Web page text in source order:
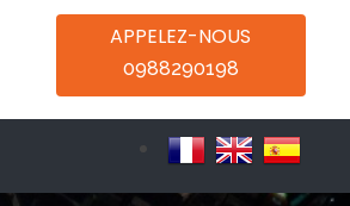
APPELEZ-NOUS
0988290198